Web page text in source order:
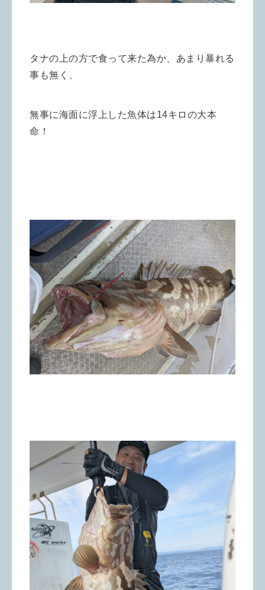
タナの上の方で食って来た為か、あまり暴れる
事も無く、
無事に海面に浮上した魚体は14キロの大本
命！